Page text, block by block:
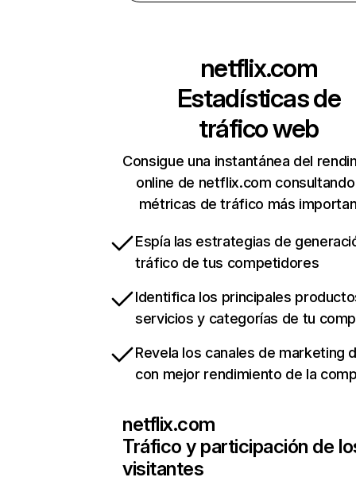
netflix.com
Estadísticas de
tráfico web
Consigue una instantánea del
online de netflix.com
métricas de tráfico más
Espía las estrategias de
tráfico de tus competidores
Identifica los principales
servicios y categorías de tu
Revela los canales de marketing
con mejor rendimiento de la
netflix.com
Tráfico y participación de
visitantes